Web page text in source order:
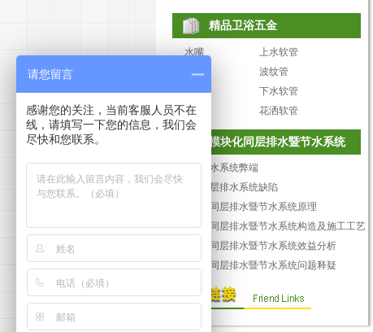
精品卫浴五金
水嘴
上水软管
角阀
波纹管
下水
下水软管
花洒
花洒软管
模块化同层排水暨节水系统
传统排水系统弊端
常规同层排水系统缺陷
模块化同层排水暨节水系统原理
模块化同层排水暨节水系统构造及施工工艺
模块化同层排水暨节水系统效益分析
模块化同层排水暨节水系统问题释疑
请您留言
感谢您的关注，当前客服人员不在
线，请填写一下您的信息，我们会
尽快和您联系。